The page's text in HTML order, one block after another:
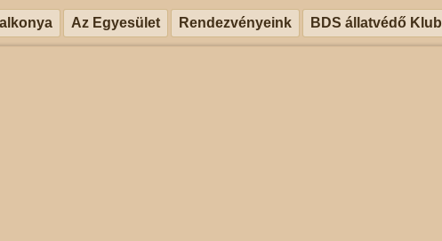
Az Egyesület Rendezvényeink BDS állatvédő Klub